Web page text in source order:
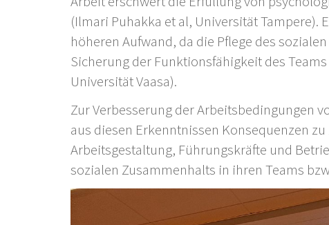
(Ilmari Puhakka et al, Universität Tampere).
höheren Aufwand, da die Pflege des
Sicherung der Funktionsfähigkeit des
Universität Vaasa).
Zur Verbesserung der Arbeitsbedingungen
aus diesen Erkenntnissen Konsequenzen
Arbeitsgestaltung, Führungskräfte und
sozialen Zusammenhalts in ihren Teams